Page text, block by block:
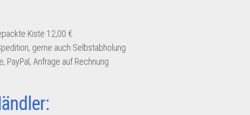
Kiste 12,00 €
gerne auch Selbstabholung
PayPal, Anfrage auf Rechnung